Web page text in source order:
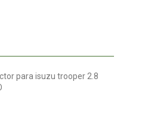
para isuzu trooper 2.8